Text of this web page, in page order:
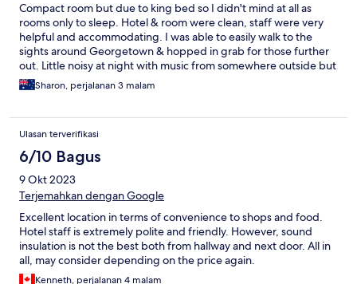
Compact room but due to king bed so I didn't mind at all as
rooms only to sleep. Hotel & room were clean, staff were very
helpful and accommodating. I was able to easily walk to the
sights around Georgetown & hopped in grab for those further
out. Little noisy at night with music from somewhere outside but
our didn't continue to late.
Sharon, perjalanan 3 malam
Ulasan terverifikasi
6/10 Bagus
9 Okt 2023
Terjemahkan dengan Google
Excellent location in terms of convenience to shops and food.
Hotel staff is extremely polite and friendly. However, sound
insulation is not the best both from hallway and next door. All in
all, may consider depending on the price again.
Kenneth, perjalanan 4 malam